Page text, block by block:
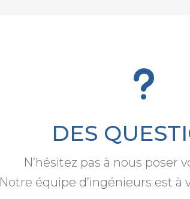
u
DES
N’hésitez pas à nous poser
Notre équipe d’ingénieurs est à